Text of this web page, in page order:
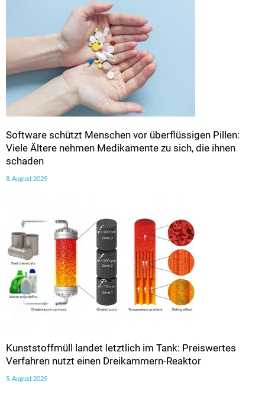
Software schützt Menschen vor überflüssigen Pillen:
Viele Ältere nehmen Medikamente zu sich, die ihnen
schaden
8. August 2025
Kunststoffmüll landet letztlich im Tank: Preiswertes
Verfahren nutzt einen Dreikammern-Reaktor
5. August 2025